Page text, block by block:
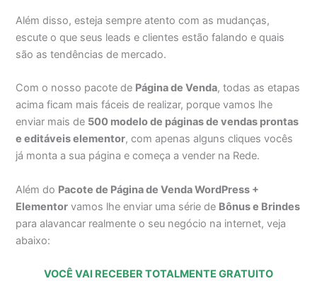
Além disso, esteja sempre atento com as mudanças,
escute o que seus leads e clientes estão falando e quais
são as tendências de mercado.
Com o nosso pacote de Página de Venda, todas as etapas
acima ficam mais fáceis de realizar, porque vamos lhe
enviar mais de 500 modelo de páginas de vendas prontas
e editáveis elementor, com apenas alguns cliques vocês
já monta a sua página e começa a vender na Rede.
Além do Pacote de Página de Venda WordPress +
Elementor vamos lhe enviar uma série de Bônus e Brindes
para alavancar realmente o seu negócio na internet, veja
abaixo:
VOCÊ VAI RECEBER TOTALMENTE GRATUITO